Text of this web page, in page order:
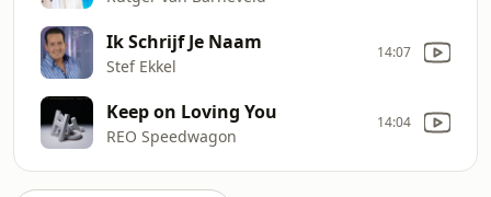
Ik Schrijf Je Naam
Stef Ekkel
14:07
Keep on Loving You
REO Speedwagon
14:04